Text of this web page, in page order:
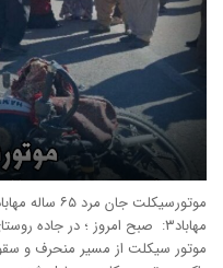
موتورسیکلت
مهاباد۳: صبح امروز ؛ در
موتور سیکلت از مسیر منحرف و